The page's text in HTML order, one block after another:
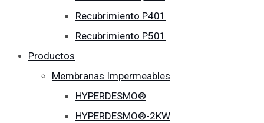
Recubrimiento P401
Recubrimiento P501
Productos
Membranas Impermeables
HYPERDESMO®
HYPERDESMO®-2KW